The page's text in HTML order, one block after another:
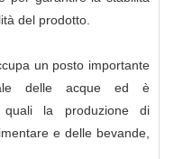
del prodotto.
un posto importante
delle acque ed è
quali la produzione di
e delle bevande,